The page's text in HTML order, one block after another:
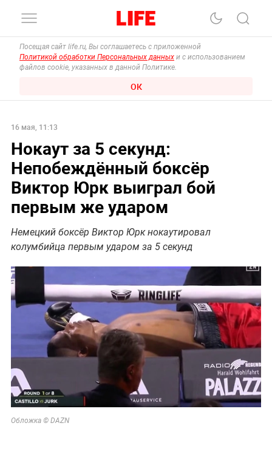
Посещая сайт life.ru, Вы соглашаетесь с приложенной
Политикой обработки Персональных данных и с использованием
файлов cookie, указанных в данной Политике.
ОК
16 мая, 11:13
Нокаут за 5 секунд:
Непобеждённый боксёр
Виктор Юрк выиграл бой
первым же ударом
Немецкий боксёр Виктор Юрк нокаутировал
колумбийца первым ударом за 5 секунд
Обложка © DAZN